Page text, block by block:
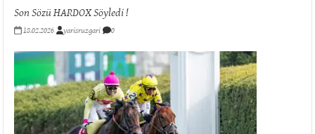
Son Sözü HARDOX Söyledi !
18.02.2026 yarisruzgari 0